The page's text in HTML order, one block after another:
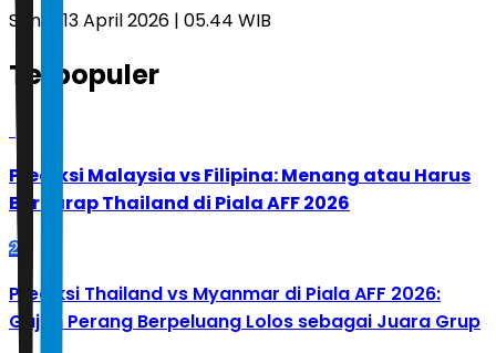
Senin, 13 April 2026 | 05.44 WIB
Terpopuler
Prediksi Malaysia vs Filipina: Menang atau Harus
Berharap Thailand di Piala AFF 2026
2
Prediksi Thailand vs Myanmar di Piala AFF 2026:
Gajah Perang Berpeluang Lolos sebagai Juara Grup